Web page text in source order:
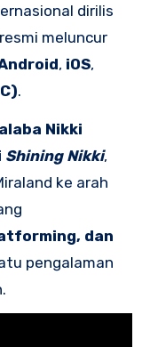
dirilis
meluncur
, iOS,
.
Nikki
Shining Nikki,
ke arah
dan
pengalaman